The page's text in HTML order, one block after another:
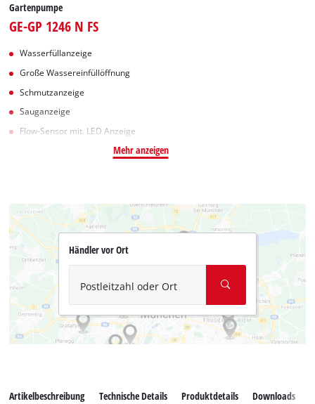
Gartenpumpe
GE-GP 1246 N FS
Wasserfüllanzeige
Große Wassereinfüllöffnung
Schmutzanzeige
Sauganzeige
Flow-Sensor mit. LED Anzeige
Mehr anzeigen
Händler vor Ort
Postleitzahl oder Ort
Artikelbeschreibung Technische Details Produktdetails Downloads